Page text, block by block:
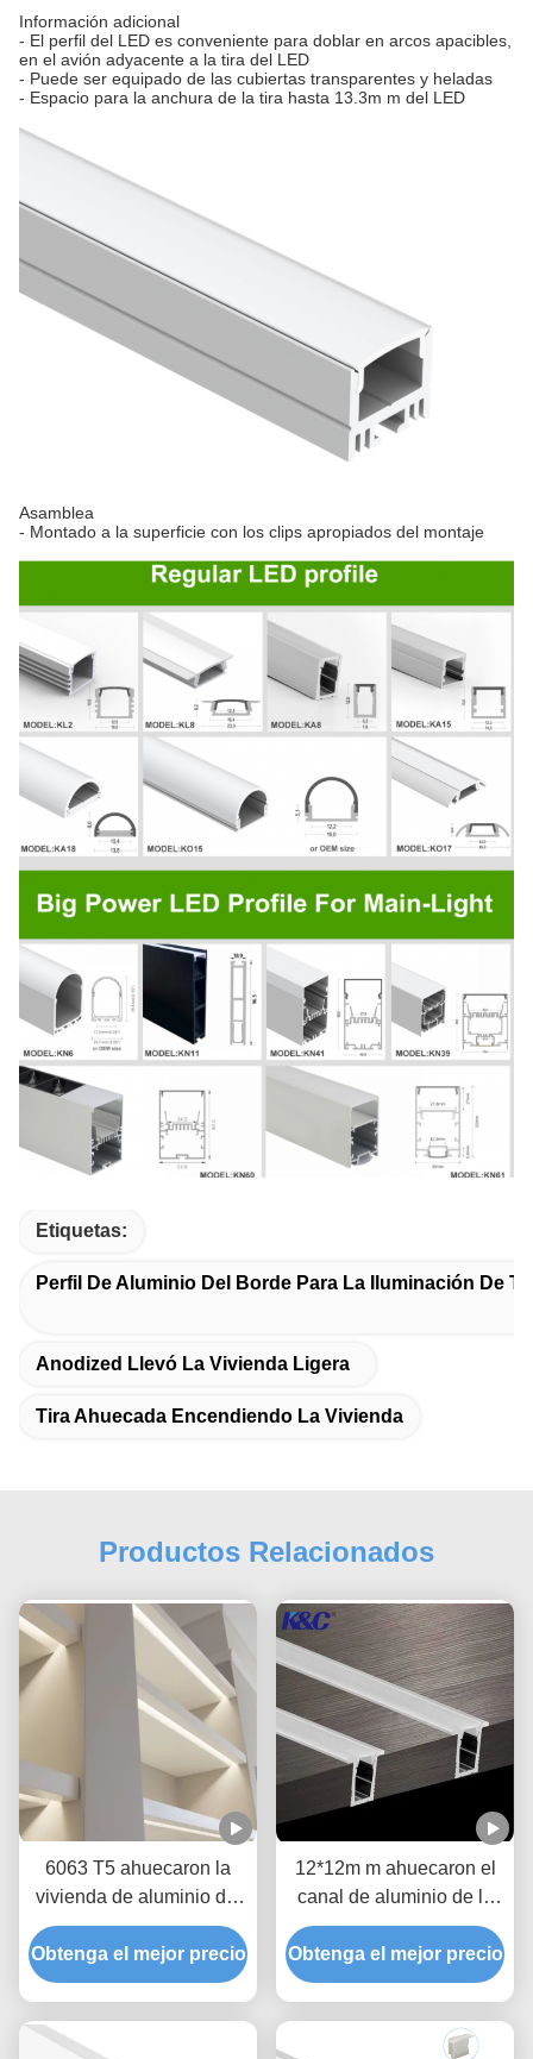
Información adicional
- El perfil del LED es conveniente para doblar en arcos apacibles,
en el avión adyacente a la tira del LED
- Puede ser equipado de las cubiertas transparentes y heladas
- Espacio para la anchura de la tira hasta 13.3m m del LED
Asamblea
- Montado a la superficie con los clips apropiados del montaje
Etiquetas:
Perfil De Aluminio Del Borde Para La Iluminación De
Anodized Llevó La Vivienda Ligera
Tira Ahuecada Encendiendo La Vivienda
Productos Relacionados
6063 T5 ahuecaron la
vivienda de aluminio del
disipador de calor del
perfil del LED para la luz
de techo
Obtenga el mejor precio
12*12m m ahuecaron el
canal de aluminio de la
protuberancia del
disipador de calor del
perfil del LED
Obtenga el mejor precio